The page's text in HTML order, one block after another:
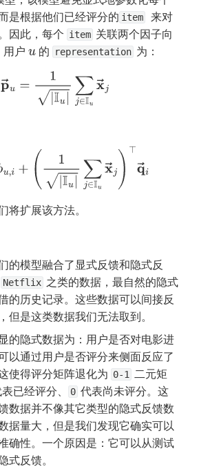
是根据他们已经评分的 item
  来对
因此，每个 item 关联两个因子向
用户 u 的 representation 为：
p→ u= u| ∈Iux→
| ∑ ⊤q →
将扩展该方法。
的模型融合了显式反馈和隐式反
Netflix 之类的数据，最自然的隐式
的历史记录。这些数据可以间接反
但是这类数据我们无法取到。
的隐式数据为：用户是否对电影进
以通过用户是否评分来侧面反应了
使得评分矩阵退化为 0-1 二元矩
已经评分、 0 代表尚未评分。这
数据并不像其它类型的隐式反馈数
据量大，但是我们发现它确实可以
确性。一个原因是：它可以从测试
式反馈。